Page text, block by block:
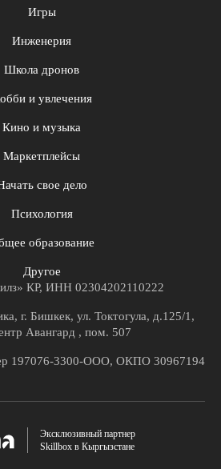
Игры
Инженерия
Школа дронов
и увлечения
Кино и музыка
Маркетплейсы
свое дело
Психология
образование
Другое
КР, ИНН 02304202110222
г. Бишкек, ул. Токтогула, д.125/1,
Авангард , пом. 507
197076-3300-ООО, ОКПО 30967194
Эксклюзивный партнер
Skillbox в Кыргызстане